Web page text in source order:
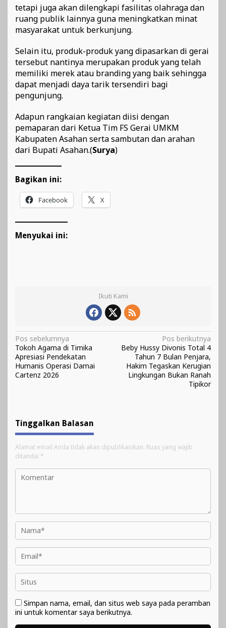
tetapi juga akan dilengkapi fasilitas olahraga dan
ruang publik lainnya guna meningkatkan minat
masyarakat untuk berkunjung.
Selain itu, produk-produk yang dipasarkan di gerai
tersebut nantinya merupakan produk yang telah
memiliki merek atau branding yang baik sehingga
dapat menjadi daya tarik tersendiri bagi
pengunjung.
Adapun rangkaian kegiatan diisi dengan
pemaparan dari Ketua Tim FS Gerai UMKM
Kabupaten Asahan serta sambutan dan arahan
dari Bupati Asahan.(Surya)
Bagikan ini:
Facebook X
Menyukai ini:
Ikuti Kami
Navigasi
pos
Pos sebelumnya
Tokoh Agama di Timika
Apresiasi Pendekatan
Humanis Operasi Damai
Cartenz 2026
Pos berikutnya
Beby Hussy Divonis Total 4
Tahun 7 Bulan Penjara,
Hakim Tegaskan Kerugian
Lingkungan Bukan Ranah
Tipikor
Tinggalkan Balasan
Alamat email Anda tidak akan dipublikasikan. Ruas yang wajib
ditandai *
Simpan nama, email, dan situs web saya pada peramban
ini untuk komentar saya berikutnya.